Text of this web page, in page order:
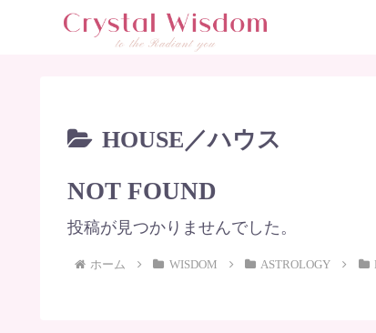
HOUSE／ハウス
NOT FOUND
投稿が見つかりませんでした。
ホーム WISDOM ASTROLOGY